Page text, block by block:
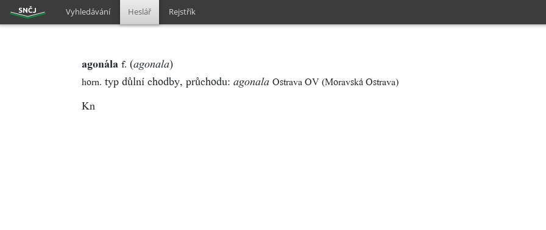
Vyhledávání Heslář Rejstřík
agonála f. (agonala)
horn. typ důlní chodby, průchodu: agonala Ostrava OV (Moravská Ostrava)
Kn